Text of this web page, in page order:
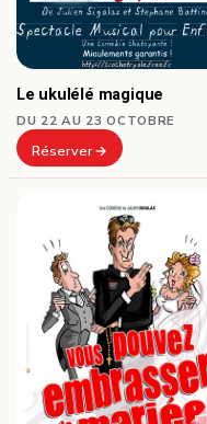
Le ukulélé magique
DU 22 AU 23 OCTOBRE
Réserver